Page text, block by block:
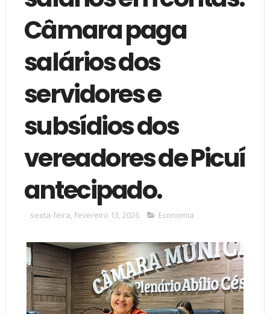
Câmara paga
salários dos
servidores e
subsídios dos
vereadores de Picuí
antecipado.
sexta-feira, fevereiro 13, 2026 Economia